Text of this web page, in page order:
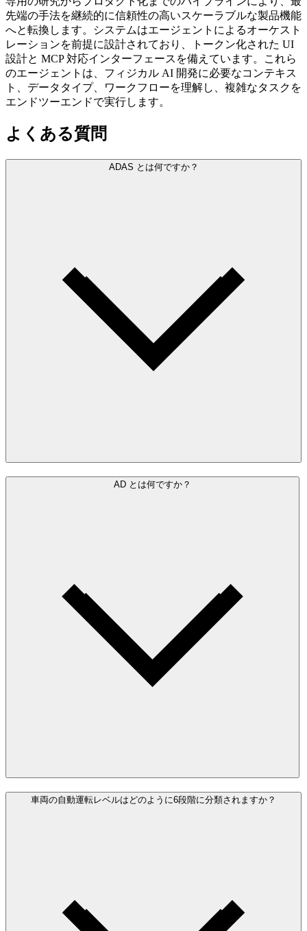
先端の手法を継続的に信頼性の高いスケーラブルな製品機能
へと転換します。システムはエージェントによるオーケスト
レーションを前提に設計されており、トークン化された UI
設計と MCP 対応インターフェースを備えています。これら
のエージェントは、フィジカル AI 開発に必要なコンテキス
ト、データタイプ、ワークフローを理解し、複雑なタスクを
エンドツーエンドで実行します。
よくある質問
ADAS とは何ですか？
AD とは何ですか？
車両の自動運転レベルはどのように6段階に分類されますか？